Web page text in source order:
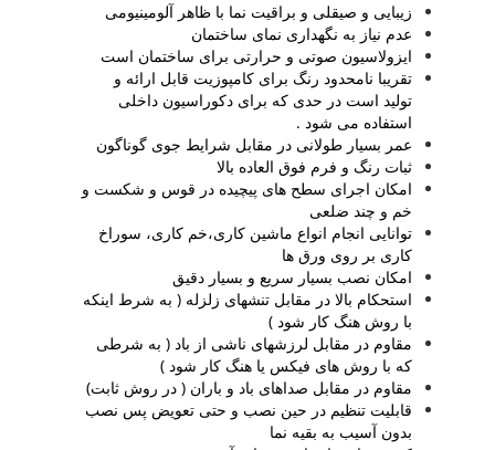
زیبایی و صیقلی و براقیت نما با ظاهر آلومینیومی
عدم نیاز به نگهداری نمای ساختمان
ایزولاسیون صوتی و حرارتی برای ساختمان است
تقریبا نامحدود رنگ برای کامپوزیت قابل ارائه و
تولید است در حدی که برای دکوراسیون داخلی
استفاده می شود .
عمر بسیار طولانی در مقابل شرایط جوی گوناگون
ثبات رنگ و فرم فوق العاده بالا
امکان اجرای سطح های پیچیده در قوس و شکست و
خم و چند ضلعی
توانایی انجام انواع ماشین کاری،خم کاری، سوراخ
کاری بر روی ورق ها
امکان نصب بسیار سریع و بسیار دقیق
استحکام بالا در مقابل تنشهای زلزله ( به شرط اینکه
با روش هنگ کار شود )
مقاوم در مقابل لرزشهای ناشی از باد ( به شرطی
که با روش های فیکس یا هنگ کار شود )
مقاوم در مقابل صداهای باد و باران ( در روش ثابت)
قابلیت تنظیم در حین نصب و حتی تعویض پس نصب
بدون آسیب به بقیه نما